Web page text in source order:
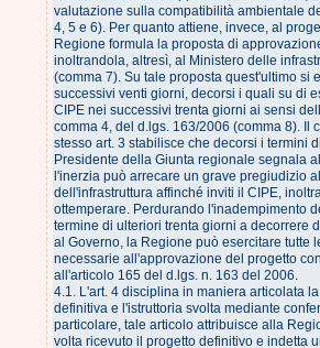
valutazione sulla compatibilità ambientale
4, 5 e 6). Per quanto attiene, invece, al
Regione formula la proposta di
inoltrandola, altresì, al Ministero delle
(comma 7). Su tale proposta quest'ultimo si
successivi venti giorni, decorsi i quali su di
CIPE nei successivi trenta giorni ai sensi
comma 4, del d.lgs. 163/2006 (comma 8). Il
stesso art. 3 stabilisce che decorsi i termini
Presidente della Giunta regionale segnala
l'inerzia può arrecare un grave pregiudizio
dell'infrastruttura affinché inviti il CIPE,
ottemperare. Perdurando l'inadempimento
termine di ulteriori trenta giorni a decorrere
al Governo, la Regione può esercitare tutte
necessarie all'approvazione del progetto
all'articolo 165 del d.lgs. n. 163 del 2006.
4.1. L'art. 4 disciplina in maniera articolata
definitiva e l'istruttoria svolta mediante
particolare, tale articolo attribuisce alla
volta ricevuto il progetto definitivo e indetta